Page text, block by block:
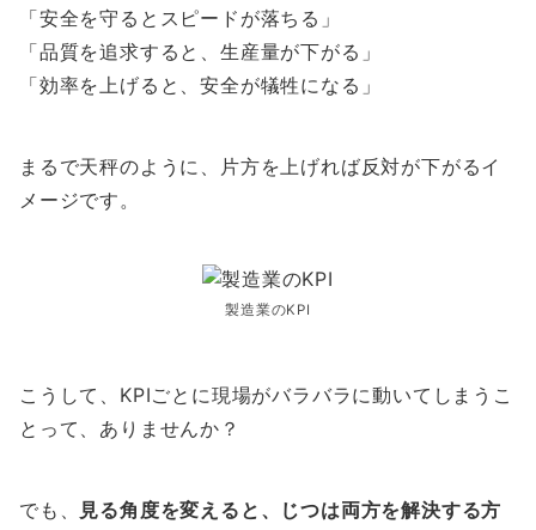
「安全を守るとスピードが落ちる」
「品質を追求すると、生産量が下がる」
「効率を上げると、安全が犠牲になる」
まるで天秤のように、片方を上げれば反対が下がるイ
メージです。
製造業のKPI
こうして、KPIごとに現場がバラバラに動いてしまうこ
とって、ありませんか？
でも、
見る角度を変えると、じつは両方を解決する方